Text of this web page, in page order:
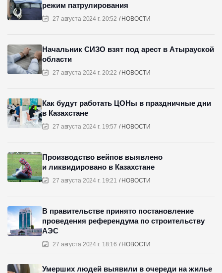
27 августа 2024 г. 20:52 НОВОСТИ
режим патрулирования
27 августа 2024 г. 20:22 НОВОСТИ
Начальник СИЗО взят под арест в Атырауской
области
27 августа 2024 г. 19:57 НОВОСТИ
Как будут работать ЦОНы в праздничные дни
в Казахстане
27 августа 2024 г. 19:21 НОВОСТИ
Производство вейпов выявлено
и ликвидировано в Казахстане
27 августа 2024 г. 18:16 НОВОСТИ
В правительстве принято постановление
проведения референдума по строительству
АЭС
Умерших людей выявили в очереди на жилье